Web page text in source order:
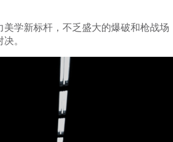
学新标杆，不乏盛大的爆破和枪战场
。